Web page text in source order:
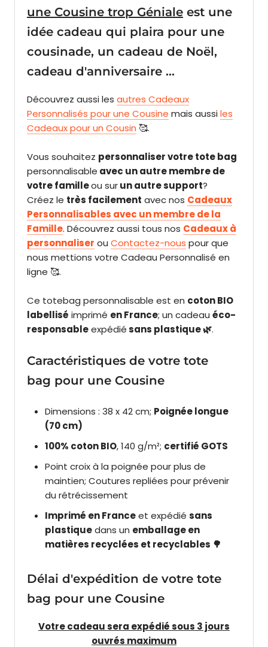
une Cousine trop Géniale est une
idée cadeau qui plaira pour une
cousinade, un cadeau de Noël,
cadeau d'anniversaire ...
Découvrez aussiles autres Cadeaux
Personnalisés pour une Cousine mais aussiles
Cadeaux pour un Cousin 🥰.
Vous souhaitez personnaliser votre tote bag
personnalisable avec un autre membre de
votre familleou surun autre support?
Créez le très facilement avec nos Cadeaux
Personnalisables avec un membre de la
Famille. Découvrez aussi tous nos Cadeaux à
personnaliser ou Contactez-nous pour que
nous mettions votre Cadeau Personnalisé en
ligne 🥰.
Ce totebag personnalisable est en coton BIO
labellisé imprimé en France; un cadeau éco-
responsableexpédiésans plastique 🌿.
Caractéristiques de votre tote
bag pour une Cousine
Dimensions : 38 x 42 cm; Poignée longue
(70 cm)
100% coton BIO, 140 g/m²; certifié GOTS
Point croix à la poignée pour plus de
maintien; Coutures repliées pour prévenir
du rétrécissement
Imprimé en Franceet expédié sans
plastiquedans un emballage en
matières recyclées et recyclables 🌳
Délai d'expédition de votre tote
bag pour une Cousine
Votre cadeau sera expédié sous 3 jours
ouvrés maximum